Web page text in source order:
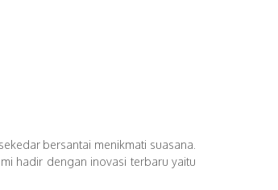
bersantai menikmati suasana.
hadir dengan inovasi terbaru yaitu